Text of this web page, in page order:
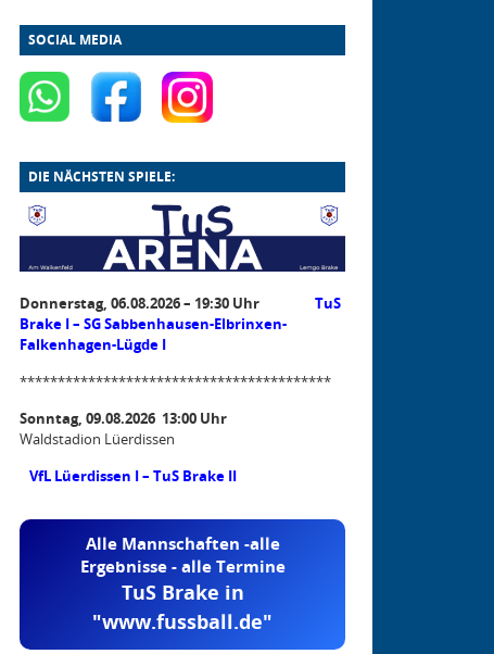
SOCIAL MEDIA
DIE NÄCHSTEN SPIELE:
Donnerstag, 06.08.2026 – 19:30 Uhr TuS
Brake I – SG Sabbenhausen-Elbrinxen-
Falkenhagen-Lügde I
*****************************************
Sonntag, 09.08.2026 13:00 Uhr
Waldstadion Lüerdissen
VfL Lüerdissen I – TuS Brake II
Alle Mannschaften -alle
Ergebnisse - alle Termine
TuS Brake in
"www.fussball.de"